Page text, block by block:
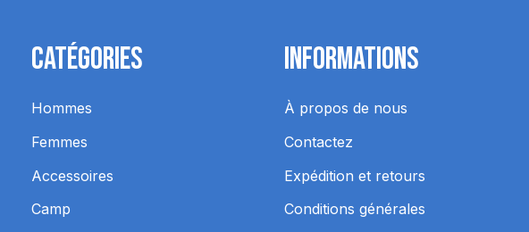
Catégories
Hommes
Femmes
Accessoires
Camp
Informations
À propos de nous
Contactez
Expédition et retours
Conditions générales